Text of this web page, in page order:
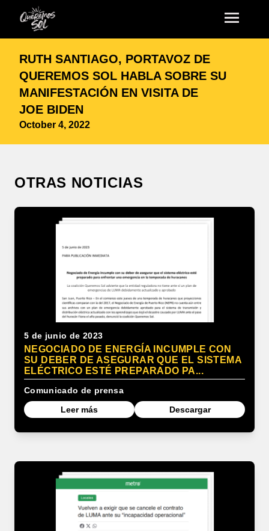
RUTH SANTIAGO, PORTAVOZ DE
QUEREMOS SOL HABLA SOBRE SU
MANIFESTACIÓN EN VISITA DE
JOE BIDEN
October 4, 2022
OTRAS NOTICIAS
5 de junio de 2023
NEGOCIADO DE ENERGÍA INCUMPLE CON
SU DEBER DE ASEGURAR QUE EL SISTEMA
ELÉCTRICO ESTÉ PREPARADO PA...
Comunicado de prensa
Leer más
Descargar